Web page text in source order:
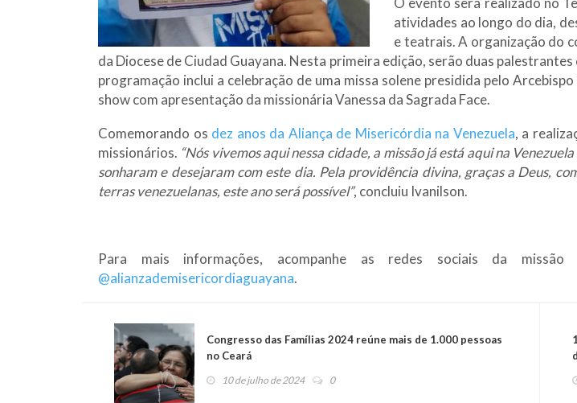
atividades ao longo do dia,
e teatrais. A organização do
da Diocese de Ciudad Guayana. Nesta primeira edição, serão duas
programação inclui a celebração de uma missa solene presidida pelo
show com apresentação da missionária Vanessa da Sagrada Face.
Comemorando os dez anos da Aliança de Misericórdia na Venezuela, a
missionários. “Nós vivemos aqui nessa cidade, a missão já está aqui na
sonharam e desejaram com este dia. Pela providência divina, graças a Deus,
terras venezuelanas, este ano será possível”, concluiu Ivanilson.
Para mais informações, acompanhe as redes sociais da
@alianzademisericordiaguayana.
Congresso das Famílias 2024 reúne mais de 1.000 pessoas
no Ceará
10 de julho de 2024 0